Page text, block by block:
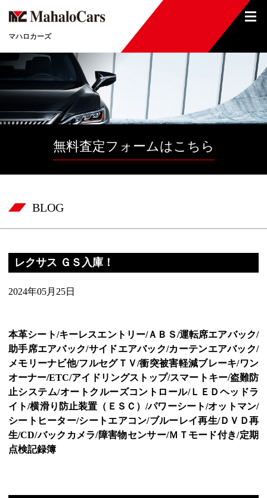
マハロカーズ
無料査定フォームはこちら
BLOG
レクサス ＧＳ入庫！
2024年05月25日
本革シート/キーレスエントリー/ＡＢＳ/運転席エアバック/
助手席エアバック/サイドエアバック/カーテンエアバック/
メモリーナビ他/フルセグＴＶ/衝突被害軽減ブレーキ/ワン
オーナー/ETC/アイドリングストップ/スマートキー/盗難防
止システム/オートクルーズコントロール/ＬＥＤヘッドラ
イト/横滑り防止装置（ＥＳＣ）/パワーシート/オットマン/
シートヒーター/シートエアコン/ブルーレイ再生/ＤＶＤ再
生/CD/バックカメラ/障害物センサー/ＭＴモード付き/定期
点検記録簿